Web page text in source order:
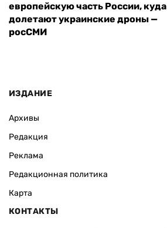
европейскую часть России, куда
долетают украинские дроны —
росСМИ
ИЗДАНИЕ
Архивы
Редакция
Реклама
Редакционная политика
Карта
КОНТАКТЫ